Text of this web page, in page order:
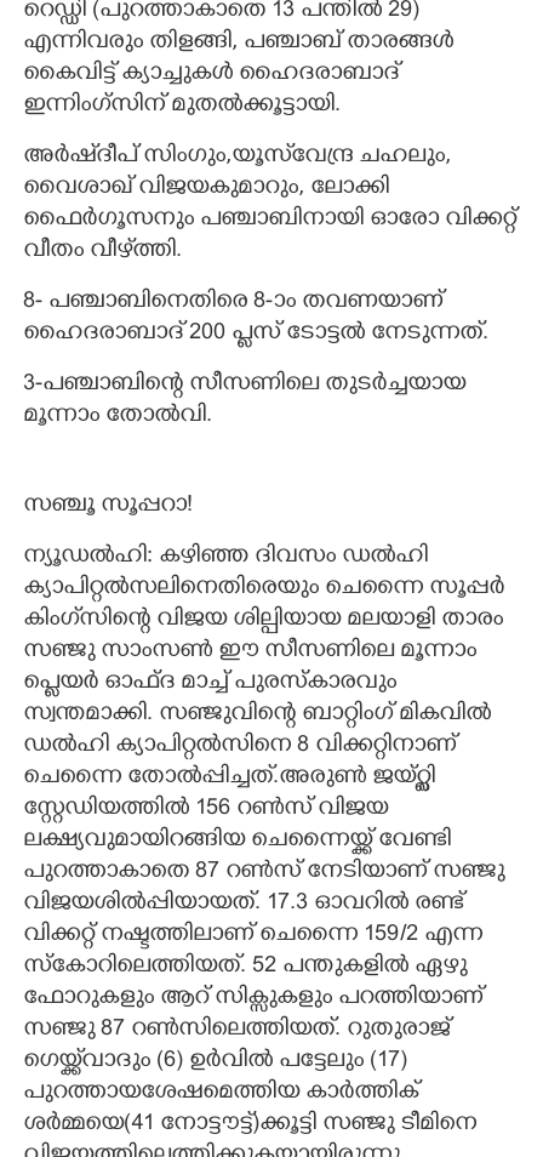
റെഡ്ഡി (പുറത്താകാതെ 13 പന്തിൽ 29)
എന്നിവരും തിളങ്ങി, പ‌ഞ്ചാബ് താരങ്ങൾ
കൈവിട്ട് ക്യാച്ചുകൾ ഹൈദരാബാദ്
ഇന്നിംഗ്സിന് മുതൽക്കൂട്ടായി.
അർഷ്‌ദീപ് സിംഗും,യൂസ്‌വേന്ദ്ര ചഹലും,
വൈശാഖ് വിജയകുമാറും, ലോക്കി
ഫൈർഗൂസനും പ‌ഞ്ചാബിനായി ഓരോ വിക്കറ്റ്
വീതം വീഴ്‌ത്തി.
8- പഞ്ചാബിനെതിരെ 8-ാം തവണയാണ്
ഹൈദരാബാദ് 200 പ്ലസ് ടോട്ടൽ നേടുന്നത്.
3-പ‌ഞ്ചാബിന്റെ സീസണിലെ തുടർച്ചയായ
മൂന്നാം തോൽവി.
സഞ്ചൂ സൂപ്പറാ!
ന്യൂഡൽഹി: കഴി‌ഞ്ഞ ദിവസം ഡൽഹി
ക്യാപിറ്റൽസലിനെതിരെയും ചെന്നൈ സൂപ്പർ
കിംഗ്‌സിന്റെ വിജയ ശില്പിയായ മലയാളി താരം
സഞ്ജു സാംസൺ ഈ സീസണിലെ മൂന്നാം
പ്ലെയർ ഓഫ്ദ മാച്ച് പുരസ്കാരവും
സ്വന്തമാക്കി. സഞ്ജുവിന്റെ ബാറ്റിംഗ് മികവിൽ
ഡൽഹി ക്യാപിറ്റൽസിനെ 8 വിക്കറ്റിനാണ്
ചെന്നൈ തോൽപ്പിച്ചത്.അരുൺ ജയ്റ്റ്ലി
സ്റ്റേഡിയത്തിൽ 156 റൺസ് വിജയ
ലക്ഷ്യവുമായിറങ്ങിയ ചെന്നൈയ്ക്ക് വേണ്ടി
പുറത്താകാതെ 87 റൺസ് നേടിയാണ് സഞ്ജു
വിജയശിൽപ്പിയായത്. 17.3 ഓവറിൽ രണ്ട്
വിക്കറ്റ് നഷ്ടത്തിലാണ് ചെന്നൈ 159/2 എന്ന
സ്കോറിലെത്തിയത്. 52 പന്തുകളിൽ ഏഴു
ഫോറുകളും ആറ് സിക്സുകളും പറത്തിയാണ്
സഞ്ജു 87 റൺസിലെത്തിയത്. റുതുരാജ്
ഗെയ്ക്ക്‌വാദും (6) ഉർവിൽ പട്ടേലും (17)
പുറത്തായശേഷമെത്തിയ കാർത്തിക്
ശർമ്മയെ(41 നോട്ടൗട്ട്)ക്കൂട്ടി സഞ്ജു ടീമിനെ